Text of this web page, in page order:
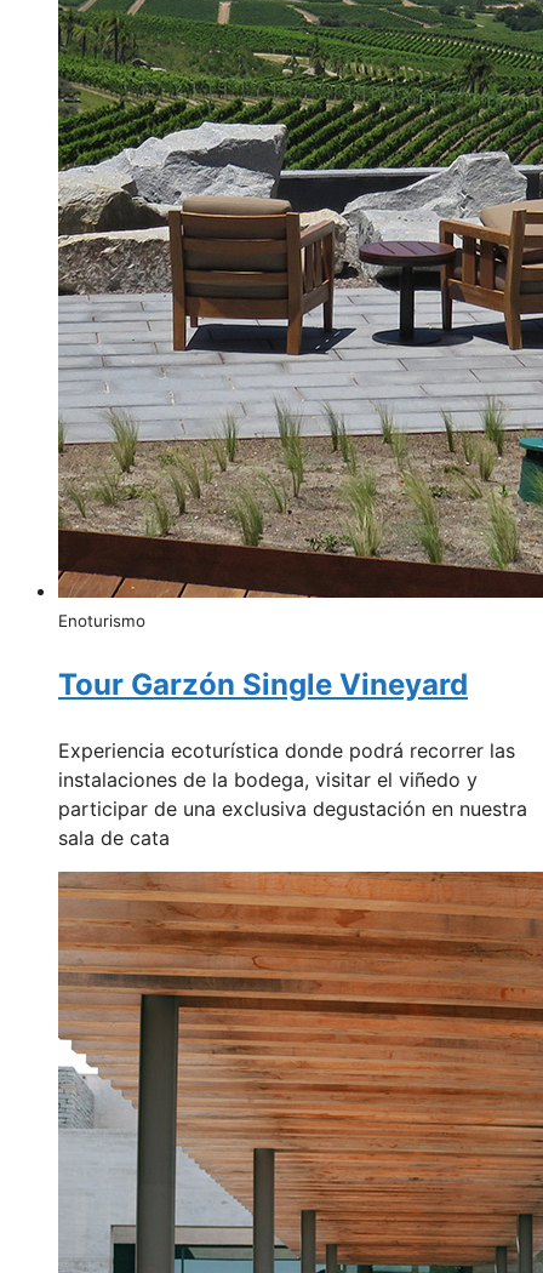
Enoturismo
Tour Garzón Single Vineyard
Experiencia ecoturística donde podrá recorrer las
instalaciones de la bodega, visitar el viñedo y
participar de una exclusiva degustación en nuestra
sala de cata